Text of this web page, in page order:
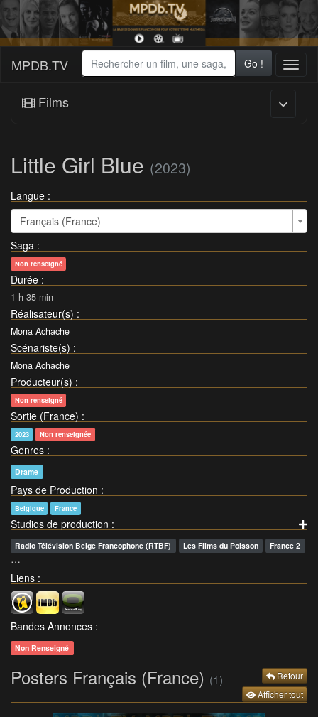
MPDB.TV Go !
Films
Little Girl Blue (2023)
Langue :
Français (France)
Saga :
Non renseigné
Durée :
1 h 35 min
Réalisateur(s) :
Mona Achache
Scénariste(s) :
Mona Achache
Producteur(s) :
Non renseigné
Sortie (France) :
2023 Non renseignée
Genres :
Drame
Pays de Production :
Belgique France
Studios de production :
Radio Télévision Belge Francophone (RTBF) Les Films du Poisson France 2
…
Liens :
Bandes Annonces :
Non Renseigné
Posters Français (France) (1)
Retour
Afficher tout